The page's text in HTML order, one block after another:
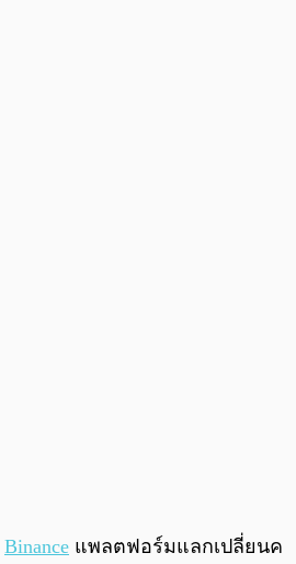
0:00
Binance แพลตฟอร์มแลกเปลี่ยนค